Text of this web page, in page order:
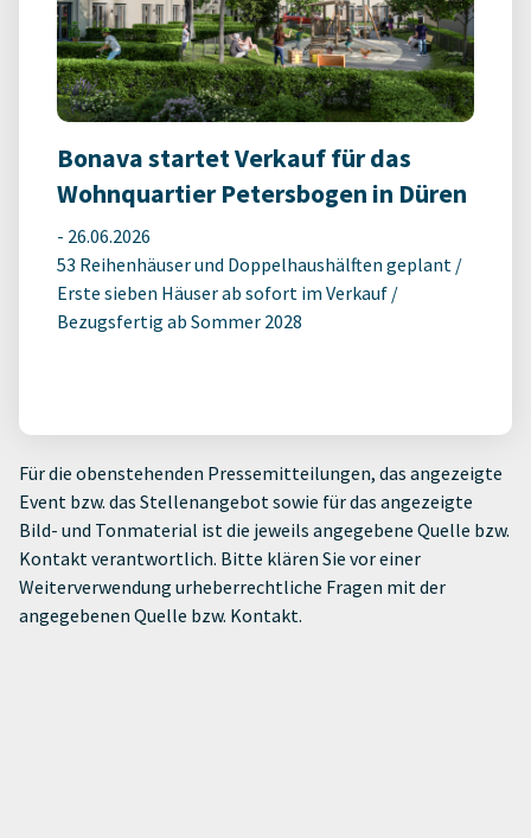
Bonava startet Verkauf für das
Wohnquartier Petersbogen in Düren
- 26.06.2026
53 Reihenhäuser und Doppelhaushälften geplant /
Erste sieben Häuser ab sofort im Verkauf /
Bezugsfertig ab Sommer 2028
Für die obenstehenden Pressemitteilungen, das angezeigte
Event bzw. das Stellenangebot sowie für das angezeigte
Bild- und Tonmaterial ist die jeweils angegebene Quelle bzw.
Kontakt verantwortlich. Bitte klären Sie vor einer
Weiterverwendung urheberrechtliche Fragen mit der
angegebenen Quelle bzw. Kontakt.